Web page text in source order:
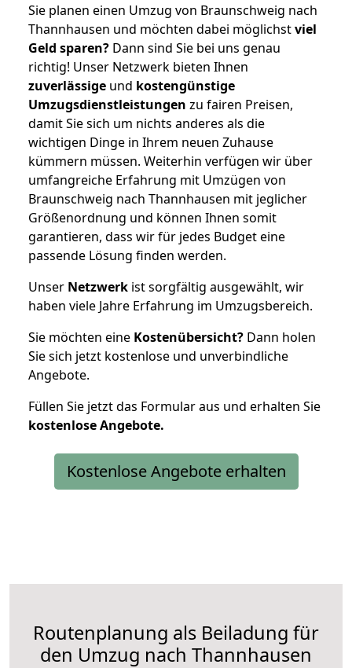
Sie planen einen Umzug von Braunschweig nach
Thannhausen und möchten dabei möglichstviel
Geld sparen? Dann sind Sie bei uns genau
richtig! Unser Netzwerk bieten Ihnen
zuverlässige und kostengünstige
Umzugsdienstleistungen zu fairen Preisen,
damit Sie sich um nichts anderes als die
wichtigen Dinge in Ihrem neuen Zuhause
kümmern müssen. Weiterhin verfügen wir über
umfangreiche Erfahrung mit Umzügen von
Braunschweig nach Thannhausen mit jeglicher
Größenordnung und können Ihnen somit
garantieren, dass wir für jedes Budget eine
passende Lösung finden werden.
Unser Netzwerk ist sorgfältig ausgewählt, wir
haben viele Jahre Erfahrung im Umzugsbereich.
Sie möchten eine Kostenübersicht? Dann holen
Sie sich jetzt kostenlose und unverbindliche
Angebote.
Füllen Sie jetzt das Formular aus und erhalten Sie
kostenloseAngebote.
Kostenlose Angebote erhalten
Routenplanung als Beiladung für
den Umzug nach Thannhausen